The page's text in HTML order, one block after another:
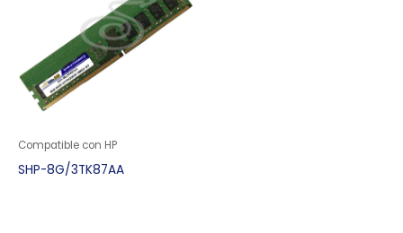
Compatible con HP
SHP-8G/3TK87AA